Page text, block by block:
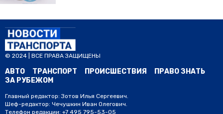
© 2024 | ВСЕ ПРАВА ЗАЩИЩЕНЫ
АВТО ТРАНСПОРТ ПРОИСШЕСТВИЯ
ПРАВО ЗНАТЬ
ЗА РУБЕЖОМ
Главный редактор: Зотов Илья Сергеевич.
Шеф-редактор: Чечушкин Иван Олегович.
Телефон редакции: +7 495 795-53-05